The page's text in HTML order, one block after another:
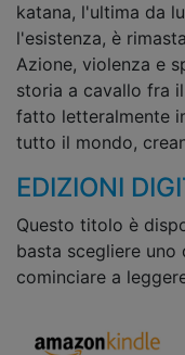
katana, l'ultima da
l'esistenza, è
Azione, violenza e
storia a cavallo fra
fatto letteralmente
tutto il mondo,
EDIZIONI
Questo titolo è
basta scegliere
cominciare a